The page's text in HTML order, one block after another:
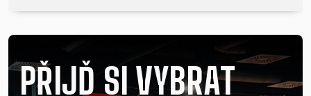
PŘIJĎ SI VYBRAT